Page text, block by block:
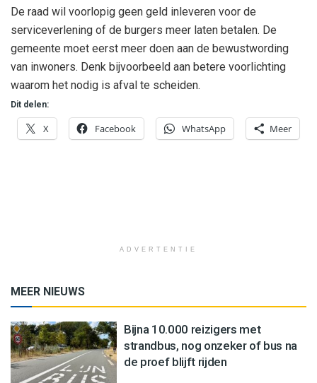
De raad wil voorlopig geen geld inleveren voor de
serviceverlening of de burgers meer laten betalen. De
gemeente moet eerst meer doen aan de bewustwording
van inwoners. Denk bijvoorbeeld aan betere voorlichting
waarom het nodig is afval te scheiden.
Dit delen:
X Facebook WhatsApp Meer
ADVERTENTIE
MEER NIEUWS
Bijna 10.000 reizigers met
strandbus, nog onzeker of bus na
de proef blijft rijden